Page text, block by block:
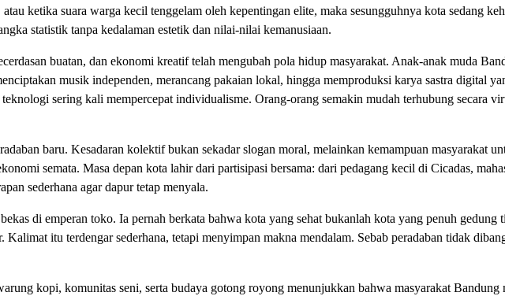
ketika suara warga kecil tenggelam oleh kepentingan elite, maka sesungguhnya kota sedang
statistik tanpa kedalaman estetik dan nilai-nilai kemanusiaan.
buatan, dan ekonomi kreatif telah mengubah pola hidup masyarakat. Anak-anak muda
musik independen, merancang pakaian lokal, hingga memproduksi karya sastra digital
sering kali mempercepat individualisme. Orang-orang semakin mudah terhubung secara
baru. Kesadaran kolektif bukan sekadar slogan moral, melainkan kemampuan masyarakat
semata. Masa depan kota lahir dari partisipasi bersama: dari pedagang kecil di Cicadas,
sederhana agar dapur tetap menyala.
di emperan toko. Ia pernah berkata bahwa kota yang sehat bukanlah kota yang penuh gedung
itu terdengar sederhana, tetapi menyimpan makna mendalam. Sebab peradaban tidak
kopi, komunitas seni, serta budaya gotong royong menunjukkan bahwa masyarakat